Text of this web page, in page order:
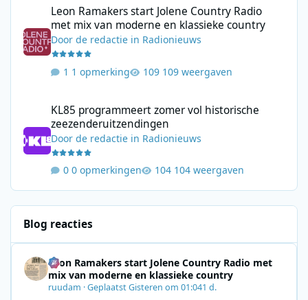
Leon Ramakers start Jolene Country Radio
met mix van moderne en klassieke country
Doorde redactie in Radionieuws
1 opmerking 109 weergaven
KL85 programmeert zomer vol historische
zeezenderuitzendingen
Doorde redactie in Radionieuws
0 opmerkingen 104 weergaven
Blog reacties
Leon Ramakers start Jolene Country Radio met
mix van moderne en klassieke country
ruudam ·GeplaatstGisteren om 01:041 d.